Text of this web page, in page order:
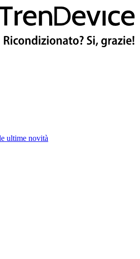
ultime novità